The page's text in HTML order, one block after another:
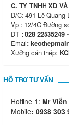
C. TY TNHH XD
Đ/C: 491 Lê Quang
Vp : 12/4C Đường
ĐT : 028 22535249
Email:
Xưởng cán thép:
HỖ TRỢ TƯ VẤN
Hotline 1: Mr Viễn
Mobile: 0938 303